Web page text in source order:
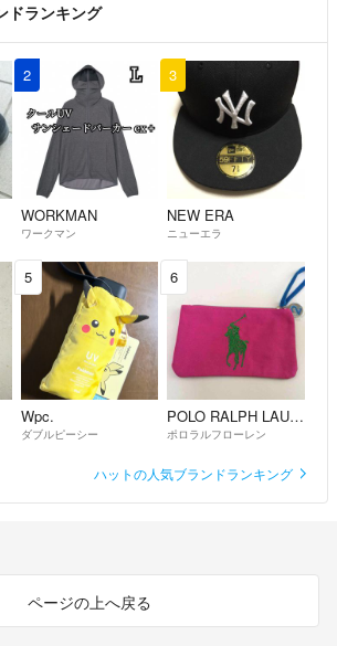
ドランキング
2
WORKMAN
ワークマン
3
NEW ERA
ニューエラ
5
Wpc.
ダブルピーシー
6
POLO RALPH LAUREN
ポロラルフローレン
ハットの人気ブランドランキング
ページの上へ戻る